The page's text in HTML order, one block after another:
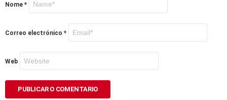
Nome *
Correo electrónico *
Web